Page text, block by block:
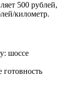
500 рублей,
километр.
шоссе
готовность